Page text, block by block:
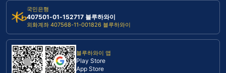
국민은행
407501-01-152717 블루하와이
외화계좌 407568-11-001826 블루하와이
블루하와이 앱
Play Store
App Store